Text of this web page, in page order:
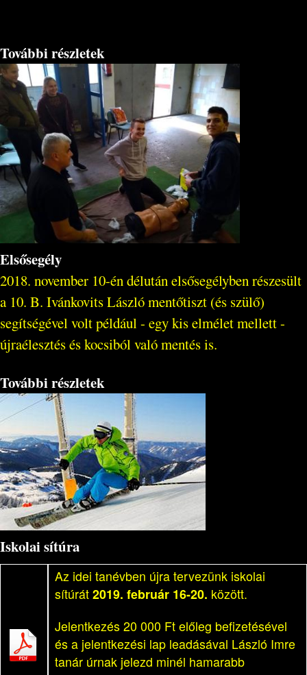
További részletek
Elsősegély
2018. november 10-én délután elsősegélyben részesült
a 10. B. Ivánkovits László mentőtiszt (és szülő)
segítségével volt például - egy kis elmélet mellett -
újraélesztés és kocsiból való mentés is.
További részletek
Iskolai sítúra
Az idei tanévben újra tervezünk iskolai
sítúrát 2019. február 16-20. között.
Jelentkezés 20 000 Ft előleg befizetésével
és a jelentkezési lap leadásával László Imre
tanár úrnak jelezd minél hamarabb